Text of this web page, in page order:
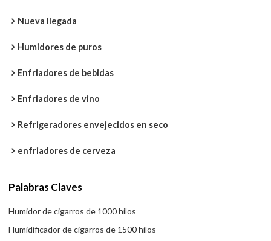
Nueva llegada
Humidores de puros
Enfriadores de bebidas
Enfriadores de vino
Refrigeradores envejecidos en seco
enfriadores de cerveza
Palabras Claves
Humidor de cigarros de 1000 hilos
Humidificador de cigarros de 1500 hilos